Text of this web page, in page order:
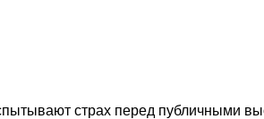
страх перед публичными